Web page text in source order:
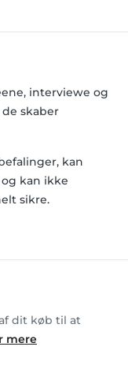
interviewe og
skaber
kan
kan ikke
sikre.
dit køb til at
mere